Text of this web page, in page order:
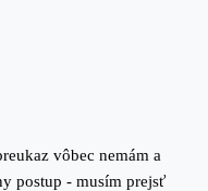
vôbec nemám a
postup - musím prejsť